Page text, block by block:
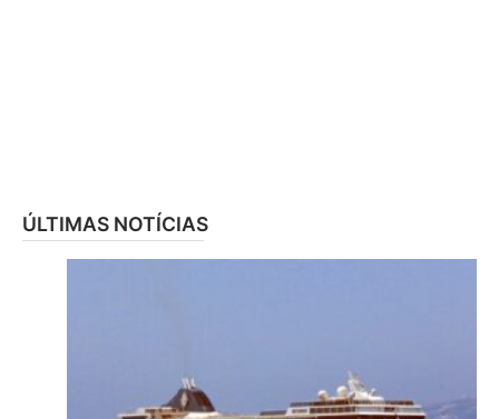
ÚLTIMAS NOTÍCIAS